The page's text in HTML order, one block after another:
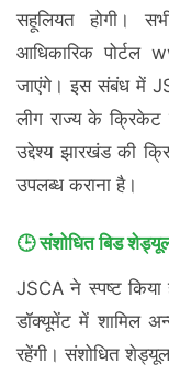
सहूलियत होगी।
आधिकारिक पोर्टल
जाएंगे। इस संबंध में
लीग राज्य के क्रिकेट
उद्देश्य झारखंड की
उपलब्ध कराना है।
🕒 संशोधित बिड
JSCA ने स्पष्ट किया
डॉक्यूमेंट में शामिल
रहेंगी। संशोधित